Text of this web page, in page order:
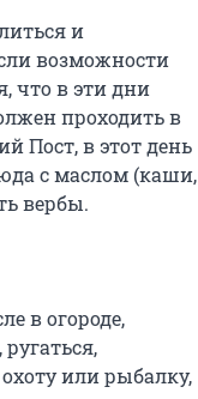
и
возможности
что в эти дни
проходить в
Пост, в этот день
с маслом (каши,
вербы.
в огороде,
или рыбалку,